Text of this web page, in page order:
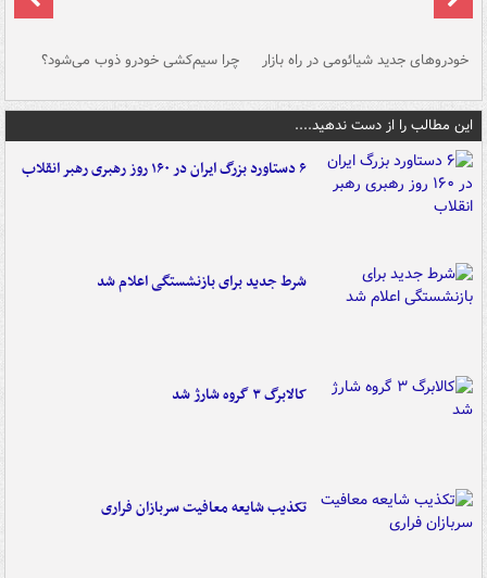
خودروهای جدید شیائومی در راه بازار چرا سیم‌کشی خودرو ذوب می‌شود؟
این مطالب را از دست ندهید....
۶ دستاورد بزرگ ایران در ۱۶۰ روز رهبری رهبر انقلاب
شرط جدید برای بازنشستگی اعلام شد
کالابرگ ۳ گروه شارژ شد
تکذیب شایعه معافیت سربازان فراری